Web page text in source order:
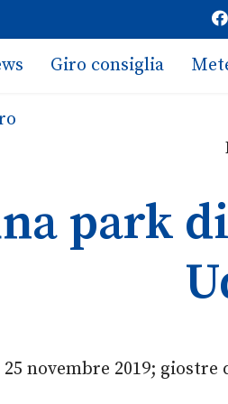
Giro consiglia
park
novembre 2019;